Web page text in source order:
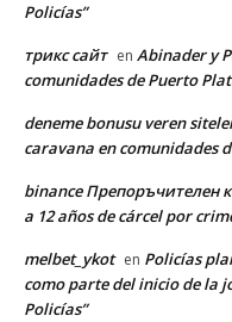
Policías”
трикс сайт en Abinader y
comunidades de Puerto
deneme bonusu veren
caravana en comunidades
binance Препоръчителен
a 12 años de cárcel por
melbet_ykot en Policías
como parte del inicio de la
Policías”